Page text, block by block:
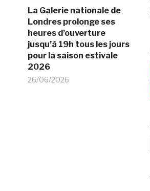
La Galerie nationale de
Londres prolonge ses
heures d’ouverture
jusqu’à 19h tous les jours
pour la saison estivale
2026
26/06/2026